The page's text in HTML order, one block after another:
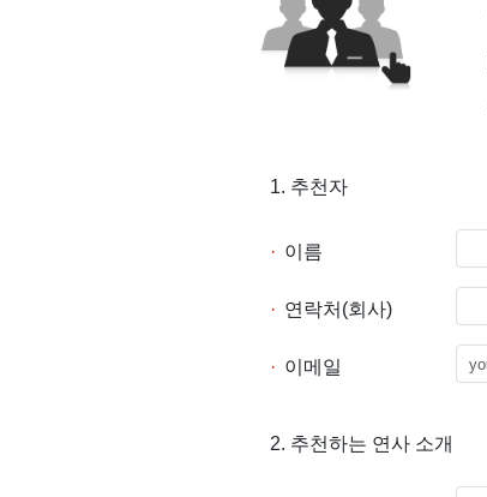
1. 추천자
· 이름
· 연락처(회사)
· 이메일
2. 추천하는 연사 소개